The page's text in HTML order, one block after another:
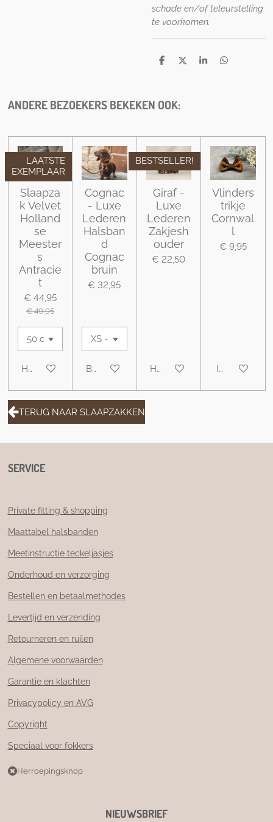
schade en/of teleurstelling
te voorkomen.
D
n
D
S
D
ANDERE BEZOEKERS BEKEKEN OOK:
LAATSTE
EXEMPLAAR
Slaapza
k Velvet
Holland
se
Meester
s
Antracie
t
€ 44,95
€ 49,95
Houd mij op de hoogte
Cognac
- Luxe
Lederen
Halsban
d
Cognac
bruin
€ 32,95
Bekijk details
BESTSELLER!
Giraf -
Luxe
Lederen
Zakjesh
ouder
€ 22,50
Houd mij op de hoogte
Vlinders
trikje
Cornwal
l
€ 9,95
In
TERUG NAAR SLAAPZAKKEN
SERVICE
Private fitting & shopping
Maattabel halsbanden
Meetinstructie teckeljasjes
Onderhoud en verzorging
Bestellen en betaalmethodes
Levertijd en verzending
Retourneren en ruilen
Algemene voorwaarden
Garantie en klachten
Privacypolicy en AVG
Copyright
Speciaal voor fokkers
Herroepingsknop
NIEUWSBRIEF